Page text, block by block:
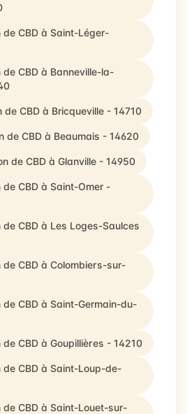
CBD à Saint-Léger-
CBD à Banneville-la-
CBD à Bricqueville - 14710
de CBD à Beaumais - 14620
de CBD à Glanville - 14950
CBD à Saint-Omer -
CBD à Les Loges-Saulces
CBD à Colombiers-sur-
CBD à Saint-Germain-du-
CBD à Goupillières - 14210
CBD à Saint-Loup-de-
CBD à Saint-Louet-sur-